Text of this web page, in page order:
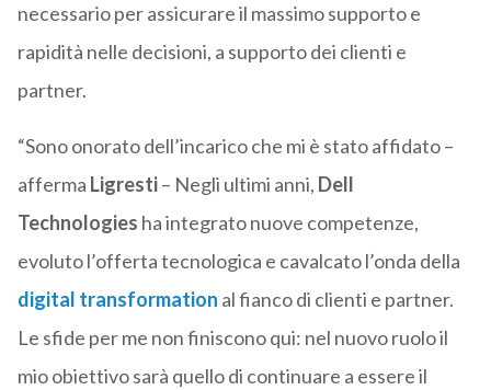
necessario per assicurare il massimo supporto e
rapidità nelle decisioni, a supporto dei clienti e
partner.
“Sono onorato dell’incarico che mi è stato affidato –
afferma Ligresti– Negli ultimi anni, Dell
Technologies ha integrato nuove competenze,
evoluto l’offerta tecnologica e cavalcato l’onda della
digital transformation al fianco di clienti e partner.
Le sfide per me non finiscono qui: nel nuovo ruolo il
mio obiettivo sarà quello di continuare a essere il